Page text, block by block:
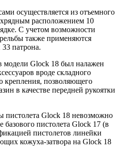
осуществляется из отъемного
расположением 10
С учетом возможности
также применяются
патрона.
модели Glock 18 был налажен
вроде складного
крепления, позволяющего
в качестве передней рукоятки
пистолета Glock 18 невозможно
базового пистолета Glock 17 (в
пистолетов линейки
кожуха-затвора на Glock 18